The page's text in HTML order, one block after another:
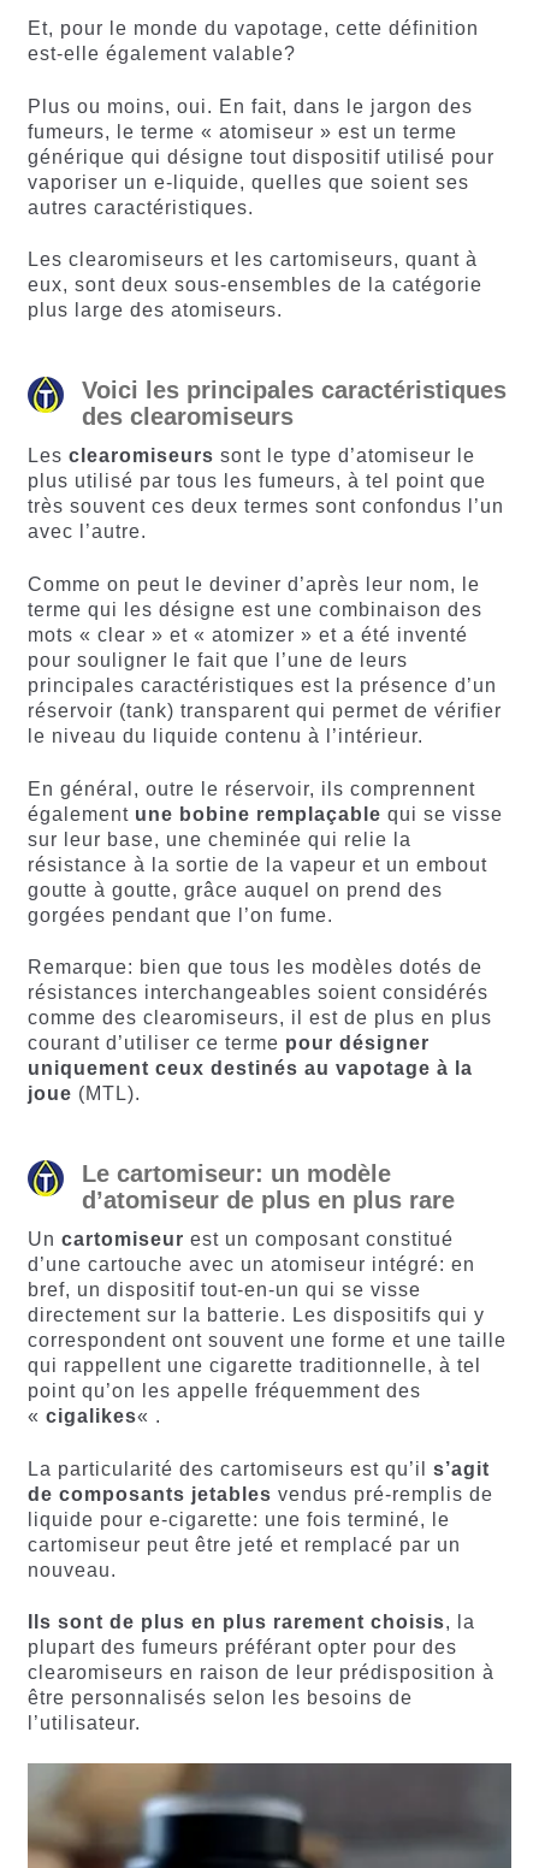
Et, pour le monde du vapotage, cette définition
est-elle également valable?
Plus ou moins, oui. En fait, dans le jargon des
fumeurs, le terme « atomiseur » est un terme
générique qui désigne tout dispositif utilisé pour
vaporiser un e-liquide, quelles que soient ses
autres caractéristiques.
Les clearomiseurs et les cartomiseurs, quant à
eux, sont deux sous-ensembles de la catégorie
plus large des atomiseurs.
Voici les principales caractéristiques
des clearomiseurs
Les clearomiseurs sont le type d’atomiseur le
plus utilisé par tous les fumeurs, à tel point que
très souvent ces deux termes sont confondus l’un
avec l’autre.
Comme on peut le deviner d’après leur nom, le
terme qui les désigne est une combinaison des
mots « clear » et « atomizer » et a été inventé
pour souligner le fait que l’une de leurs
principales caractéristiques est la présence d’un
réservoir (tank) transparent qui permet de vérifier
le niveau du liquide contenu à l’intérieur.
En général, outre le réservoir, ils comprennent
également une bobine remplaçable qui se visse
sur leur base, une cheminée qui relie la
résistance à la sortie de la vapeur et un embout
goutte à goutte, grâce auquel on prend des
gorgées pendant que l’on fume.
Remarque: bien que tous les modèles dotés de
résistances interchangeables soient considérés
comme des clearomiseurs, il est de plus en plus
courant d’utiliser ce terme pour désigner
uniquement ceux destinés au vapotage à la
joue (MTL).
Le cartomiseur: un modèle
d’atomiseur de plus en plus rare
Un cartomiseur est un composant constitué
d’une cartouche avec un atomiseur intégré: en
bref, un dispositif tout-en-un qui se visse
directement sur la batterie. Les dispositifs qui y
correspondent ont souvent une forme et une taille
qui rappellent une cigarette traditionnelle, à tel
point qu’on les appelle fréquemment des
« cigalikes« .
La particularité des cartomiseurs est qu’il s’agit
de composants jetables vendus pré-remplis de
liquide pour e-cigarette: une fois terminé, le
cartomiseur peut être jeté et remplacé par un
nouveau.
Ils sont de plus en plus rarement choisis, la
plupart des fumeurs préférant opter pour des
clearomiseurs en raison de leur prédisposition à
être personnalisés selon les besoins de
l’utilisateur.